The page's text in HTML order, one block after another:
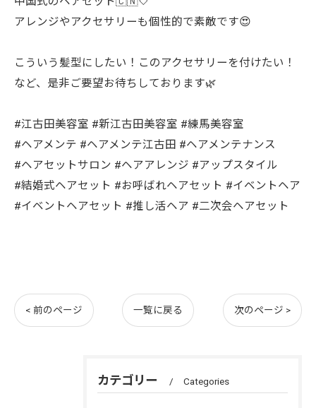
アレンジやアクセサリーも個性的で素敵です😍
こういう髪型にしたい！このアクセサリーを付けたい！
など、是非ご要望お待ちしております🌿
#江古田美容室 #新江古田美容室 #練馬美容室
#ヘアメンテ #ヘアメンテ江古田 #ヘアメンテナンス
#ヘアセットサロン #ヘアアレンジ #アップスタイル
#結婚式ヘアセット #お呼ばれヘアセット #イベントヘア
#イベントヘアセット #推し活ヘア #二次会ヘアセット
< 前のページ 一覧に戻る 次のページ >
カテゴリー Categories